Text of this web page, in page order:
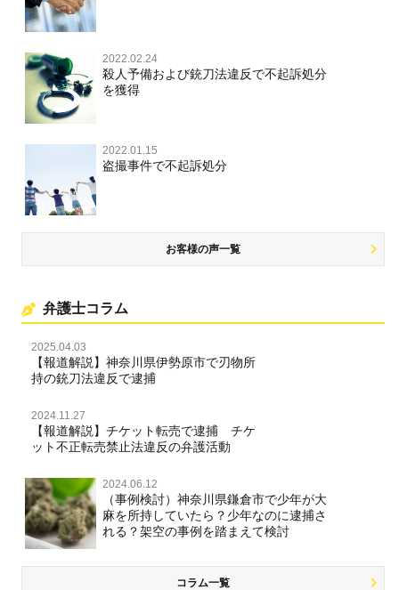
不正競争防止法
住居侵入等
名誉棄損・侮辱
不正競争防止法
住居侵入等
名誉毀損・侮辱
2022.02.24
殺人予備および銃刀法違反で不起訴処分
を獲得
2022.01.15
盗撮事件で不起訴処分
お客様の声一覧
弁護士コラム
2025.04.03
【報道解説】神奈川県伊勢原市で刃物所
持の銃刀法違反で逮捕
2024.11.27
【報道解説】チケット転売で逮捕 チケ
ット不正転売禁止法違反の弁護活動
2024.06.12
（事例検討）神奈川県鎌倉市で少年が大
麻を所持していたら？少年なのに逮捕さ
れる？架空の事例を踏まえて検討
コラム一覧